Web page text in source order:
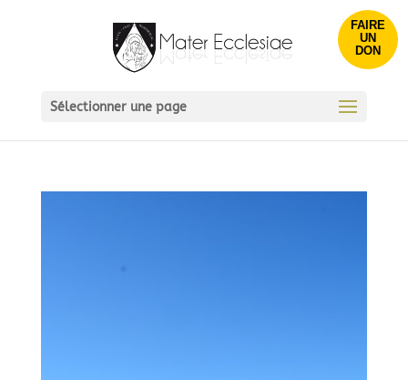
FAIRE
UN
DON
Sélectionner une page